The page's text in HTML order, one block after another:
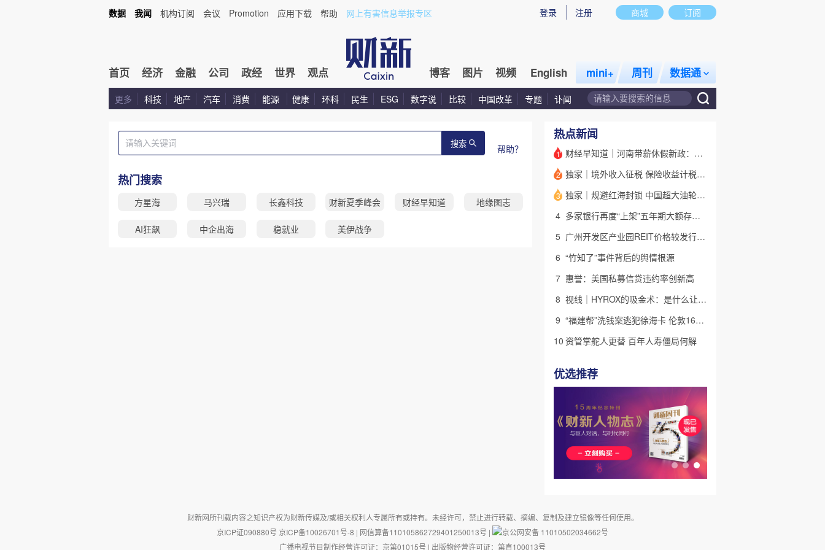
商城 订阅
登录 注册
数据 我闻 机构订阅 会议 Promotion 应用下载 帮助 网上有害信息举报专区
首页 经济 金融 公司 政经 世界 观点 博客 图片 视频 English mini+ 周刊 数据通
更多 科技 地产 汽车 消费 能源 健康 环科 民生 ESG 数字说 比较 中国改革 专题 讣闻
搜索 帮助？
热门搜索
方星海 马兴瑞 长鑫科技 财新夏季峰会 财经早知道 地缘图志
AI狂飙 中企出海 稳就业 美伊战争
热点新闻
1 财经早知道｜河南带薪休假新政：领导干部带头，全员应休尽休
2 独家｜境外收入征税 保险收益计税详解(含视频)
3
独家｜规避红海封锁 中国超大油轮停靠埃及绕行非洲
4
多家银行再度“上架”五年期大额存单 有何考量？(含视频)
5
广州开发区产业园REIT价格较发行价“腰斩” 底层资产出租率降至67%
6 “竹知了”事件背后的舆情根源
7 惠誉：美国私募信贷违约率创新高
8
视线｜HYROX的吸金术：是什么让中产们甘心“花钱找虐”？
9
“福建帮”洗钱案逃犯徐海卡 伦敦16套房拟被英国没收(含视频)
10 资管掌舵人更替 百年人寿僵局何解
优选推荐
财新网所刊载内容之知识产权为财新传媒及/或相关权利人专属所有或持有。未经许可，禁止进行转载、摘编、复制及建立镜像等任何使用。
京ICP证090880号 京ICP备10026701号-8 | 网信算备110105862729401250013号 |
京公网安备 11010502034662号
广播电视节目制作经营许可证：京第01015号 | 出版物经营许可证：第直100013号